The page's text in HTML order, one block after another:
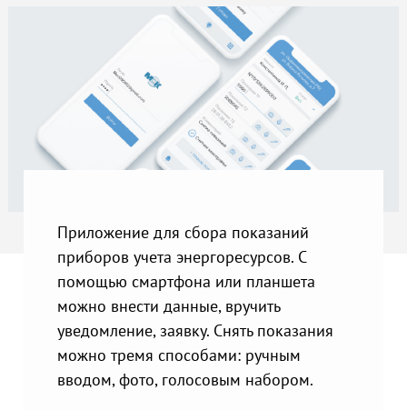
Приложение для сбора показаний
приборов учета энергоресурсов. С
помощью смартфона или планшета
можно внести данные, вручить
уведомление, заявку. Снять показания
можно тремя способами: ручным
вводом, фото, голосовым набором.